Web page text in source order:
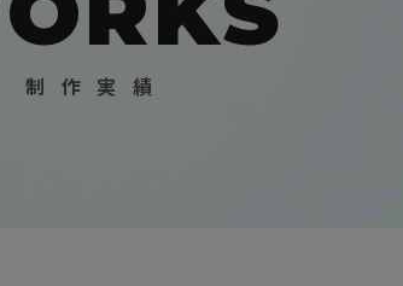
制 作 実 績